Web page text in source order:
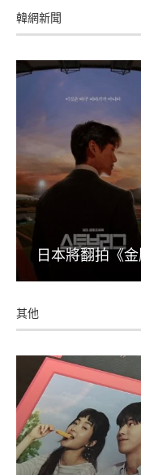
韓網新聞
日本將翻拍《金
其他